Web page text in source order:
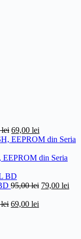
lei.
lei Prețul
inițial
fost:
69,00 lei
curent
69,00 lei.
din Seria
95,00lei Prețul
79,00 lei
lei Prețul
69,00 lei